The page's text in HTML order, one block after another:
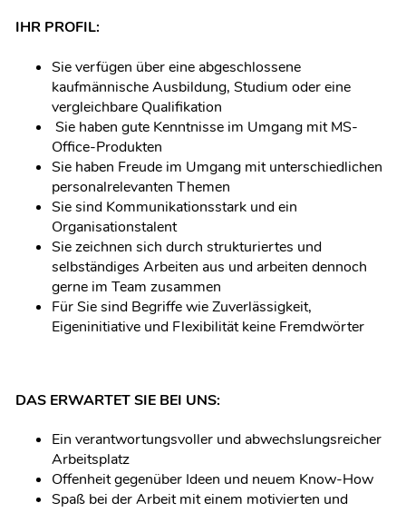
IHR PROFIL:
Sie verfügen über eine abgeschlossene
kaufmännische Ausbildung, Studium oder eine
vergleichbare Qualifikation
Sie haben gute Kenntnisse im Umgang mit MS-
Office-Produkten
Sie haben Freude im Umgang mit unterschiedlichen
personalrelevanten Themen
Sie sind Kommunikationsstark und ein
Organisationstalent
Sie zeichnen sich durch strukturiertes und
selbständiges Arbeiten aus und arbeiten dennoch
gerne im Team zusammen
Für Sie sind Begriffe wie Zuverlässigkeit,
Eigeninitiative und Flexibilität keine Fremdwörter
DAS ERWARTET SIE BEI UNS:
Ein verantwortungsvoller und abwechs­lungsreicher
Arbeitsplatz
Offenheit gegenüber Ideen und neuem Know-How
Spaß bei der Arbeit mit einem motivierten und